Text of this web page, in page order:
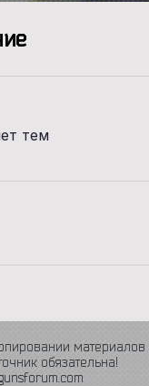
тем
материалов
обязательна!